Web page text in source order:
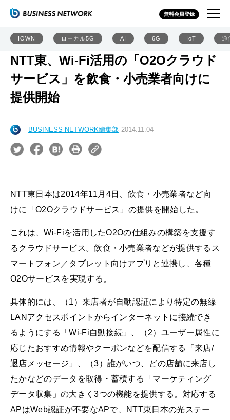
無料会員登録
IOWN ローカル5G AI 6G IoT 通
NTT東、Wi-Fi活用の「O2Oクラウド
サービス」を飲食・小売業者向けに
提供開始
BUSINESS NETWORK編集部 2014.11.04
NTT東日本は2014年11月4日、飲食・小売業者など向
けに「O2Oクラウドサービス」の提供を開始した。
これは、Wi-Fiを活用したO2Oの仕組みの構築を支援す
るクラウドサービス。飲食・小売業者などが提供するス
マートフォン／タブレット向けアプリと連携し、各種
O2Oサービスを実現する。
具体的には、（1）来店者が自動認証により特定の無線
LANアクセスポイントからインターネットに接続でき
るようにする「Wi-Fi自動接続」、（2）ユーザー属性に
応じたおすすめ情報やクーポンなどを配信する「来店/
退店メッセージ」、（3）誰がいつ、どの店舗に来店し
たかなどのデータを取得・蓄積する「マーケティング
データ収集」の大きく3つの機能を提供する。対応する
APはWeb認証が不要なAPで、NTT東日本の光ステー